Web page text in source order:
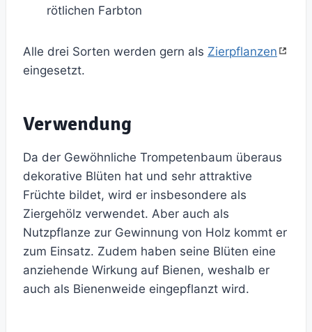
rötlichen Farbton
Alle drei Sorten werden gern als Zierpflanzen
eingesetzt.
Verwendung
Da der Gewöhnliche Trompetenbaum überaus
dekorative Blüten hat und sehr attraktive
Früchte bildet, wird er insbesondere als
Ziergehölz verwendet. Aber auch als
Nutzpflanze zur Gewinnung von Holz kommt er
zum Einsatz. Zudem haben seine Blüten eine
anziehende Wirkung auf Bienen, weshalb er
auch als Bienenweide eingepflanzt wird.